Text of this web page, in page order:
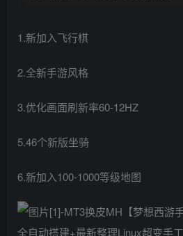
1.新加入飞行棋
2.全新手游风格
3.优化画面刷新率60-12HZ
5.46个新版坐骑
6.新加入100-1000等级地图